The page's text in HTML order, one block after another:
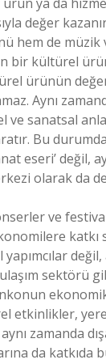
değer
hem de müzik
bir kültürel
ürünün
Aynı
sanatsal
Bu
eseri’ değil,
olarak da
ve
katkı
değil,
sektörü
etkinlikler,
zamanda
da katkıda